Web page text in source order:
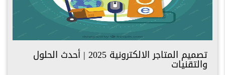
تصميم المتاجر الالكترونية 2025 | أحدث الحلول
والتقنيات